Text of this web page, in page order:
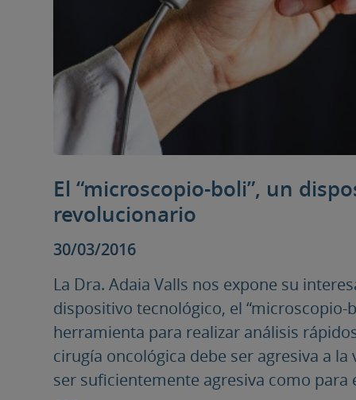
El “microscopio-boli”, un
revolucionario
30/03/2016
La Dra. Adaia Valls nos expone su
dispositivo tecnológico, el
herramienta para realizar análisis
cirugía oncológica debe ser agresiva a
ser suficientemente agresiva como